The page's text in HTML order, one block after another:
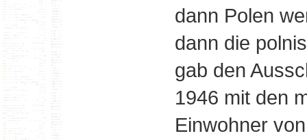
dann Polen
dann die
gab den
1946 mit den
Einwohner